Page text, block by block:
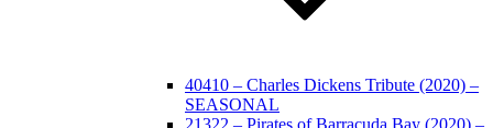
40410 – Charles Dickens Tribute (2020) –
SEASONAL
21322 – Pirates of Barracuda Bay (2020) –